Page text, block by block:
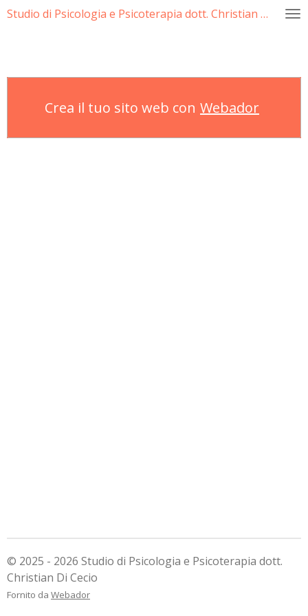
Vai
Studio di Psicologia e Psicoterapia dott. Christian Di Cecio
Crea il tuo sito web con Webador
© 2025 - 2026 Studio di Psicologia e Psicoterapia dott.
Christian Di Cecio
Fornito da Webador